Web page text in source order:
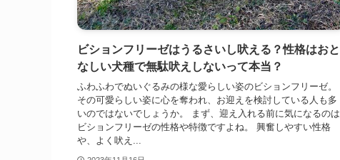
ビションフリーゼはうるさいし吠える？性格はおと
なしい犬種で無駄吠えしないって本当？
ふわふわでぬいぐるみの様な愛らしい姿のビションフリーゼ。
その可愛らしい姿に心を奪われ、お迎えを検討している人も多
いのではないでしょうか。 まず、迎え入れる前に気になるのは
ビションフリーゼの性格や特徴ですよね。 興奮しやすい性格
や、よく吠え...